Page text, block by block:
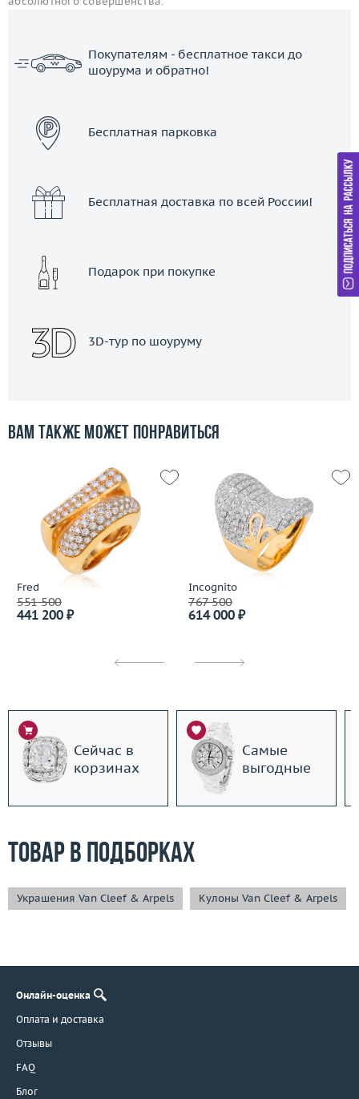
Покупателям - бесплатное такси до
шоурума и обратно!
Бесплатная парковка
Бесплатная доставка по всей России!
Подарок при покупке
3D-тур по шоуруму
Вам также может понравиться
Fred
551 500
441 200 ₽
Incognito
767 500
614 000 ₽
Сейчас в
корзинах
Самые
выгодные
Товар в подборках
Украшения Van Cleef & Arpels Кулоны Van Cleef & Arpels
Онлайн-оценка
Оплата и доставка
Отзывы
FAQ
Блог